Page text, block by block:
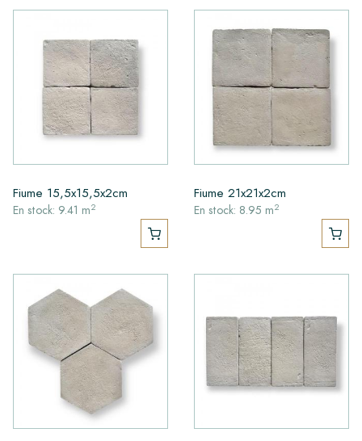
Fiume 15,5x15,5x2cm
En stock: 9.41 m2
Fiume 21x21x2cm
En stock: 8.95 m2